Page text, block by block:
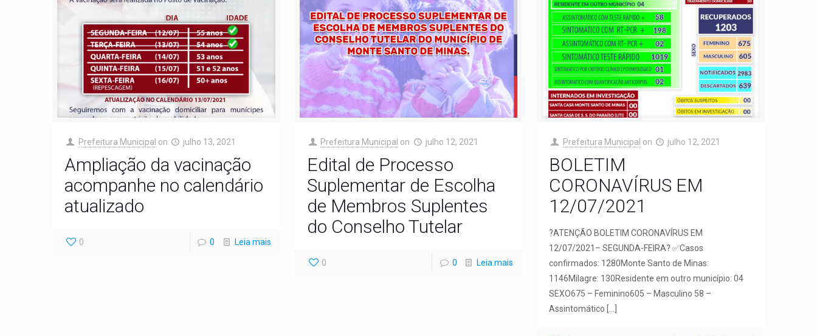
Prefeitura Municipal on julho 13, 2021
Ampliação da vacinação
acompanhe no calendário
atualizado
0 0 Leia mais
Prefeitura Municipal on julho 12, 2021
Edital de Processo
Suplementar de Escolha
de Membros Suplentes
do Conselho Tutelar
0 0 Leia mais
Prefeitura Municipal on julho 12, 2021
BOLETIM
CORONAVÍRUS EM
12/07/2021
?ATENÇÃO BOLETIM CORONAVÍRUS EM
12/07/2021– SEGUNDA-FEIRA? ✅Casos
confirmados: 1280Monte Santo de Minas:
1146Milagre: 130Residente em outro município: 04
SEXO675 – Feminino605 – Masculino 58 –
Assintomático